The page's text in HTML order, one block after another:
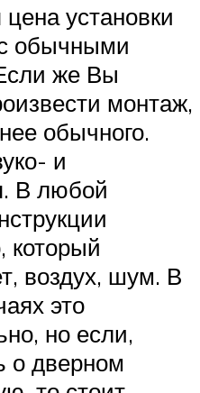
установки
обычными
же Вы
монтаж,
обычного.
и
В любой
который
воздух, шум. В
это
но если,
о дверном